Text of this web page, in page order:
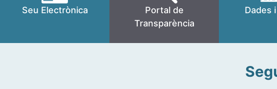
Seu Electrònica
Portal de
Transparència
Dades